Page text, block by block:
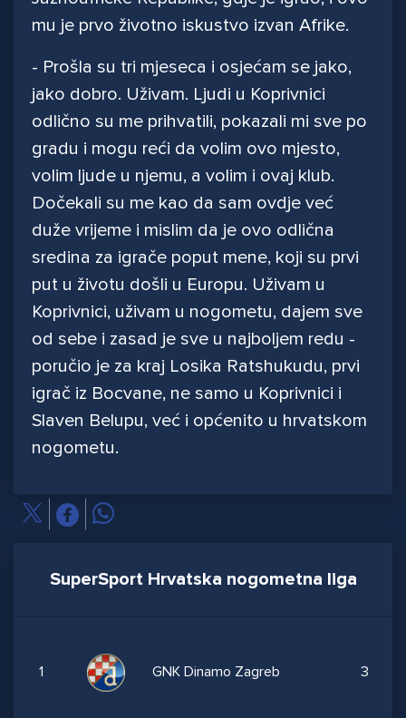
mu je prvo životno iskustvo izvan Afrike.
- Prošla su tri mjeseca i osjećam se jako,
jako dobro. Uživam. Ljudi u Koprivnici
odlično su me prihvatili, pokazali mi sve po
gradu i mogu reći da volim ovo mjesto,
volim ljude u njemu, a volim i ovaj klub.
Dočekali su me kao da sam ovdje već
duže vrijeme i mislim da je ovo odlična
sredina za igrače poput mene, koji su prvi
put u životu došli u Europu. Uživam u
Koprivnici, uživam u nogometu, dajem sve
od sebe i zasad je sve u najboljem redu -
poručio je za kraj Losika Ratshukudu, prvi
igrač iz Bocvane, ne samo u Koprivnici i
Slaven Belupu, već i općenito u hrvatskom
nogometu.
SuperSport Hrvatska nogometna liga
1 GNK Dinamo Zagreb 3